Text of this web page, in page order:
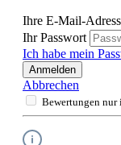
Ihre E-Mail-
Ihr Passwort
Ich habe mein
Anmelden
Abbrechen
Bewertungen nur